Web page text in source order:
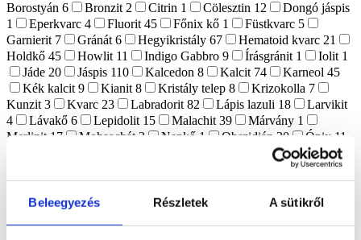
Beleegyezés Részletek A sütikről
Borostyán 6 Bronzit 2 Citrin 1 Cölesztin 12
Dongó jáspis
1
Eperkvarc 4 Fluorit 45 Főnix kő 1 Füstkvarc 5
Garnierit 7 Gránát 6 Hegyikristály 67 Hematoid kvarc 21
Holdkő 45 Howlit 11 Indigo Gabbro 9 Írásgránit 1 Iolit 1
Jáde 20 Jáspis 110 Kalcedon 8 Kalcit 74 Karneol 45
Kék kalcit 9 Kianit 8 Kristály telep 8 Krizokolla 7
Kunzit 3 Kvarc 23 Labradorit 82 Lápis lazuli 18
Larvikit
4
Lávakő 6 Lepidolit 15 Malachit 39 Márvány 1
Merlinit 17 Mohaachát 2 Napkő 1 Obszidián 30 Ónix 11
Realgár1
Riolit
Rubellit1
Rubin zoizit3 Rutilkvarc4 Shungit17 Szelenit63
Szeptária16 Szerpentin 15 Szfalerit Szodalit9 Tektit